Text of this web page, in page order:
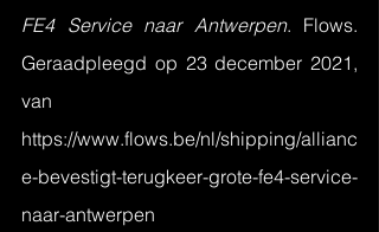
FE4 Service naar Antwerpen. Flows.
Geraadpleegd op 23 december 2021,
van
https://www.flows.be/nl/shipping/allianc
e-bevestigt-terugkeer-grote-fe4-service-
naar-antwerpen